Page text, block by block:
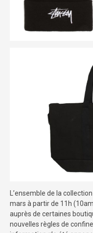
L’ensemble de la
mars à partir de 11h
auprès de certaines
nouvelles règles de